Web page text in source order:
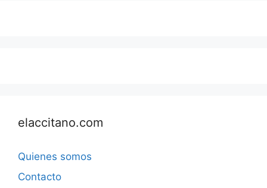
elaccitano.com
Quienes somos
Contacto